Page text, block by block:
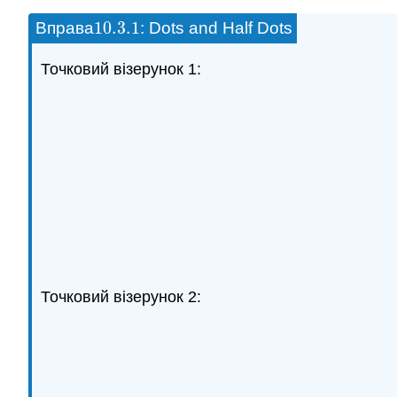
Вправа10.3.1
10.3.1: Dots and Half Dots
Точковий візерунок 1:
Точковий візерунок 2: